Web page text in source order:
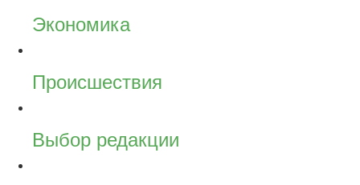
Экономика
Происшествия
Выбор редакции